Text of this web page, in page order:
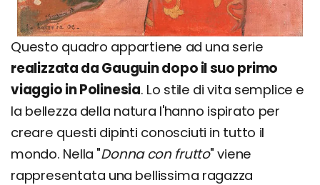
Questo quadro appartiene ad una serie
realizzata da Gauguin dopo il suo primo
viaggio in Polinesia. Lo stile di vita semplice e
la bellezza della natura l'hanno ispirato per
creare questi dipinti conosciuti in tutto il
mondo. Nella "Donna con frutto" viene
rappresentata una bellissima ragazza